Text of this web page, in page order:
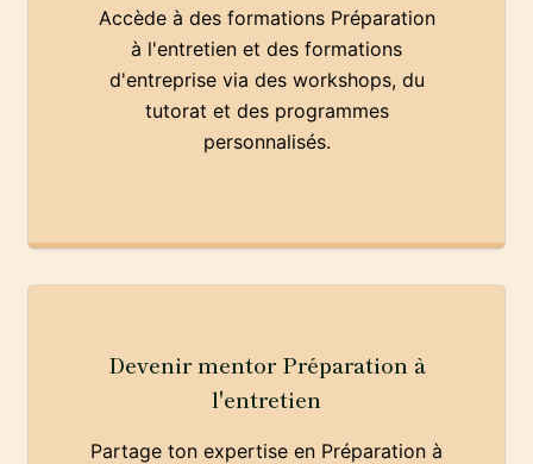
Accède à des formations Préparation
à l'entretien et des formations
d'entreprise via des workshops, du
tutorat et des programmes
personnalisés.
Devenir mentor Préparation à
l'entretien
Partage ton expertise en Préparation à